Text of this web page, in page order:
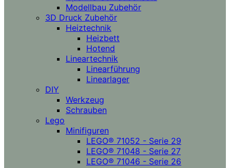
Modellbau Zubehör
3D Druck Zubehör
Heiztechnik
Heizbett
Hotend
Lineartechnik
Linearführung
Linearlager
DIY
Werkzeug
Schrauben
Lego
Minifiguren
LEGO® 71052 - Serie 29
LEGO® 71048 - Serie 27
LEGO® 71046 - Serie 26